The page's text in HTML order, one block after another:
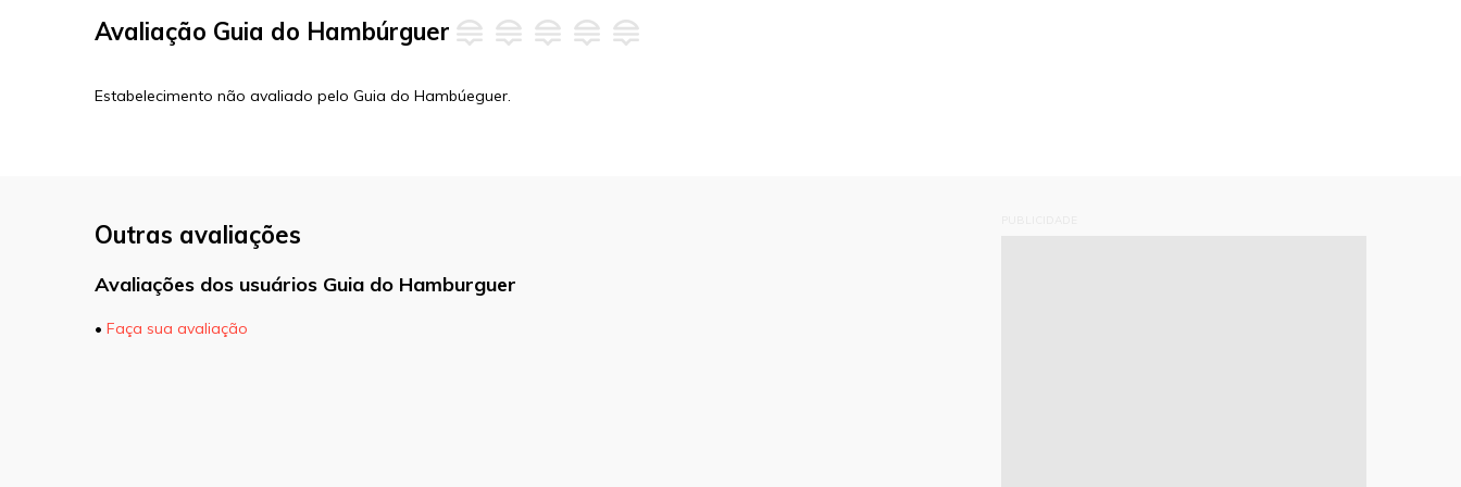
Avaliação Guia do Hambúrguer
Estabelecimento não avaliado pelo Guia do Hambúeguer.
Outras avaliações
Avaliações dos usuários Guia do Hamburguer
• Faça sua avaliação